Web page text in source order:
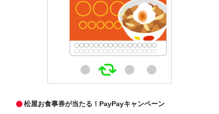
松屋お食事券が当たる！PayPayキャンペーン